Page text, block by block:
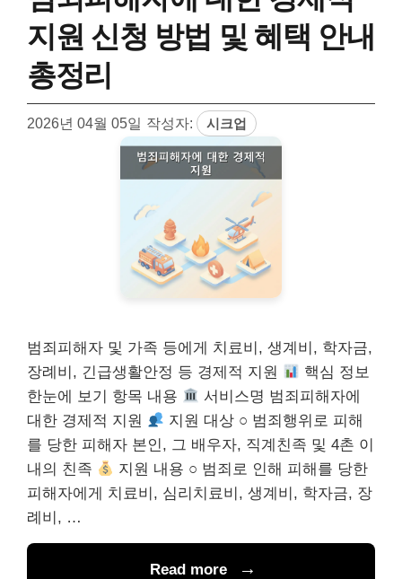
지원 신청 방법 및 혜택 안내
총정리
2026년 04월 05일 작성자: 시크업
범죄피해자 및 가족 등에게 치료비, 생계비, 학자금,
장례비, 긴급생활안정 등 경제적 지원
핵심 정보
한눈에 보기 항목 내용
서비스명 범죄피해자에
대한 경제적 지원
지원 대상 ○ 범죄행위로 피해
를 당한 피해자 본인, 그 배우자, 직계친족 및 4촌 이
내의 친족
지원 내용 ○ 범죄로 인해 피해를 당한
피해자에게 치료비, 심리치료비, 생계비, 학자금, 장
례비, …
Read more